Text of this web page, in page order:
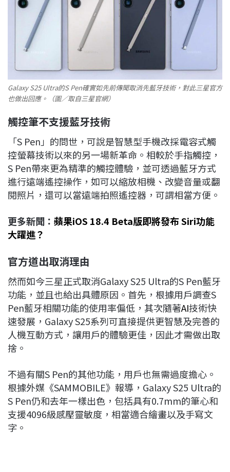
Galaxy S25 Ultra的S Pen確實如先前傳聞取消先藍牙技術，對此三星官方
也做出回應。（圖／取自三星官網）
觸控筆不支援藍牙技術
「S Pen」的問世，可說是智慧型手機改採電容式觸
控螢幕技術以來的另一場新革命。相較於手指觸控，
S Pen帶來更為精準的觸控體驗，並可透過藍牙方式
進行遠端遙控操作，如可以縮放相機、改變音量或翻
閱照片，還可以當遠端拍照遙控器，可謂相當方便。
更多新聞： 蘋果iOS 18.4 Beta版即將發布 Siri功能
大躍進？
官方道出取消理由
然而如今三星正式取消Galaxy S25 Ultra的S Pen藍牙
功能，並且也給出具體原因。首先，根據用戶調查S
Pen藍牙相關功能的使用率偏低，其次隨著AI技術快
速發展，Galaxy S25系列可直接提供更智慧及完善的
人機互動方式，讓用戶的體驗更佳，因此才需做出取
捨。
不過有關S Pen的其他功能，用戶也無需過度擔心。
根據外媒《SAMMOBILE》報導，Galaxy S25 Ultra的
S Pen仍和去年一樣出色，包括具有0.7mm的筆心和
支援4096級感壓靈敏度，相當適合繪畫以及手寫文
字。